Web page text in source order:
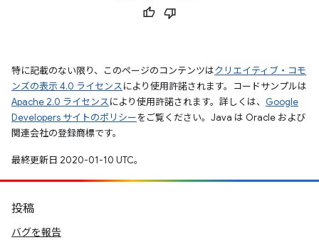
特に記載のない限り、このページのコンテンツはクリエイティブ・コモ
ンズの表示 4.0 ライセンスにより使用許諾されます。コードサンプルは
Apache 2.0 ライセンスにより使用許諾されます。詳しくは、 Google
Developers サイトのポリシーをご覧ください。Java は Oracle および
関連会社の登録商標です。
最終更新日 2020-01-10 UTC。
投稿
バグを報告